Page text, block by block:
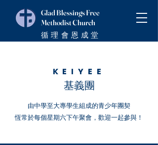
Glad Blessings Free
Methodist Church
循理會恩成堂
KEIYEE
​基義團
由中學至大專學生組成的青少年團契​
​恆常於每個星期六下午聚會，歡迎一起參與！